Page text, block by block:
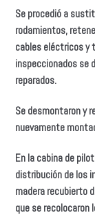
Se procedió a
rodamientos,
cables eléctricos y
inspeccionados se
reparados.
Se desmontaron y
nuevamente
En la cabina de
distribución de los
madera recubierto
que se recolocaron